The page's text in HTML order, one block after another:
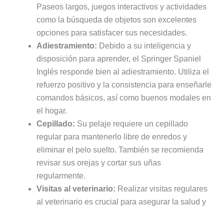
Paseos largos, juegos interactivos y actividades
como la búsqueda de objetos son excelentes
opciones para satisfacer sus necesidades.
Adiestramiento: Debido a su inteligencia y
disposición para aprender, el Springer Spaniel
Inglés responde bien al adiestramiento. Utiliza el
refuerzo positivo y la consistencia para enseñarle
comandos básicos, así como buenos modales en
el hogar.
Cepillado: Su pelaje requiere un cepillado
regular para mantenerlo libre de enredos y
eliminar el pelo suelto. También se recomienda
revisar sus orejas y cortar sus uñas
regularmente.
Visitas al veterinario: Realizar visitas regulares
al veterinario es crucial para asegurar la salud y